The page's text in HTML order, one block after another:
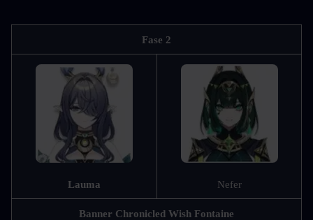
Fase 2
Lauma Nefer
Banner Chronicled Wish Fontaine